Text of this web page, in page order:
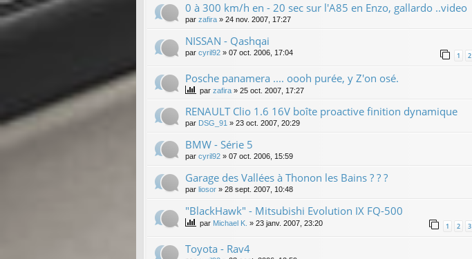
0 à 300 km/h en - 20 sec sur l'A85 en Enzo, gallardo ..video
par zafira » 24 nov. 2007, 17:27
NISSAN - Qashqai
par cyril92 » 07 oct. 2006, 17:04 1 2
Posche panamera .... oooh purée, y Z'on osé.
par zafira » 25 oct. 2007, 17:27
RENAULT Clio 1.6 16V boîte proactive finition dynamique
par DSG_91 » 23 oct. 2007, 20:29
BMW - Série 5
par cyril92 » 07 oct. 2006, 15:59
Garage des Vallées à Thonon les Bains ? ? ?
par liosor » 28 sept. 2007, 10:48
"BlackHawk" - Mitsubishi Evolution IX FQ-500
par Michael K. » 23 janv. 2007, 23:20 1 2 3
Toyota - Rav4